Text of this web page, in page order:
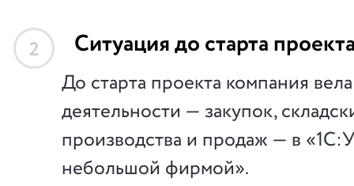
2 Ситуация до старта
До старта проекта компания
деятельности — закупок,
производства и продаж — в
небольшой фирмой».